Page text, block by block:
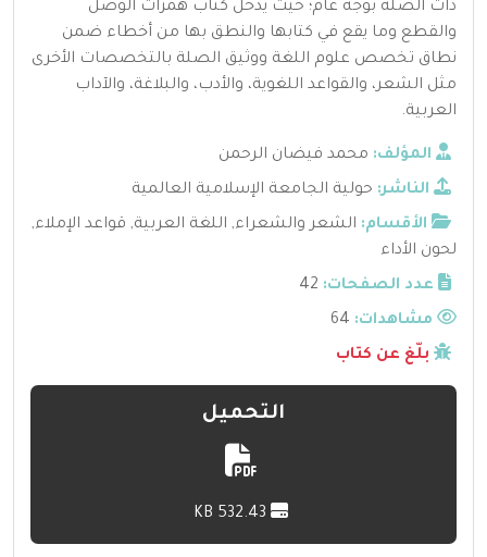
ذات الصلة بوجه عام؛ حيث يدخل كتاب همزات الوصل
والقطع وما يقع في كتابها والنطق بها من أخطاء ضمن
نطاق تخصص علوم اللغة ووثيق الصلة بالتخصصات الأخرى
مثل الشعر، والقواعد اللغوية، والأدب، والبلاغة، والآداب
العربية.
المؤلف: محمد فيضان الرحمن
الناشر: حولية الجامعة الإسلامية العالمية
الأقسام: الشعر والشعراء, اللغة العربية, قواعد الإملاء,
لحون الأداء
عدد الصفحات: 42
مشاهدات:
بلّغ عن كتاب
التحميل